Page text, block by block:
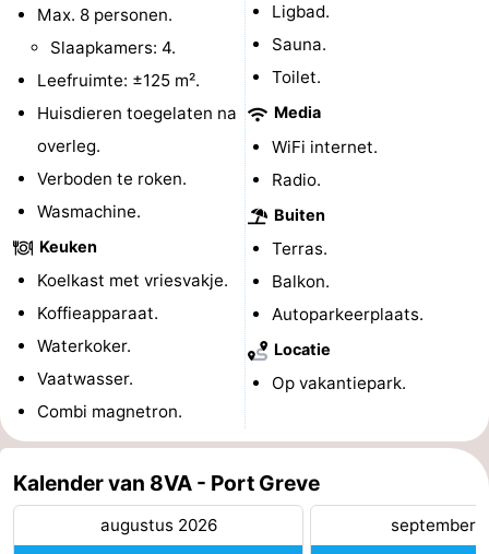
Molens
-
-
Speeltuinen
-
Binnenspeeltuinen
Bowlen
-
Minigolfbanen
Wellness
centra
Dorpen
Max. 8 personen.
Slaapkamers: 4.
Leefruimte: ±125 m².
Huisdieren toegelaten na
overleg.
Verboden te roken.
Wasmachine.
Keuken
Koelkast met vriesvakje.
Koffieapparaat.
Waterkoker.
Vaatwasser.
Combi magnetron.
Ligbad.
Sauna.
Toilet.
Media
WiFi internet.
Radio.
Buiten
Terras.
Balkon.
Autoparkeerplaats.
Locatie
Op vakantiepark.
Kalender van 8VA - Port Greve
augustus 2026 september